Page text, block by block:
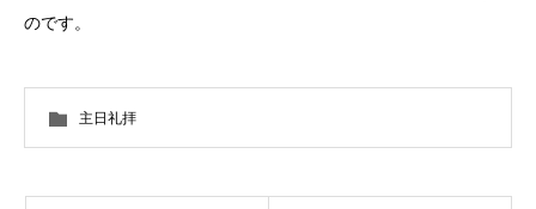
のです。
主日礼拝